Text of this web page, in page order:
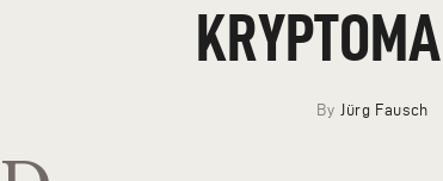
By Jürg Fausch